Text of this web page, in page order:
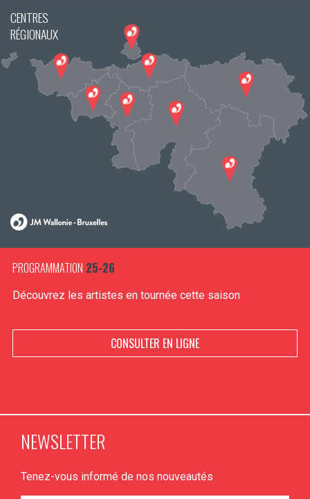
CENTRES
RÉGIONAUX
PROGRAMMATION 25-26
Découvrez les artistes en tournée cette saison
CONSULTER EN LIGNE
NEWSLETTER
Tenez-vous informé de nos nouveautés